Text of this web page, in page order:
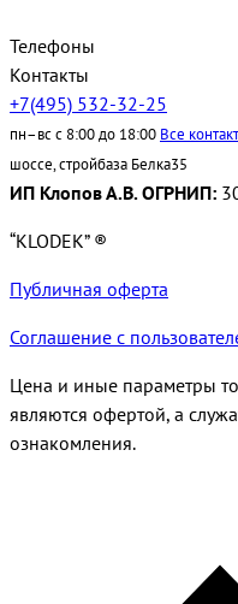
Телефоны
Контакты
+7(495) 532-32-25
пн–вс с 8:00 до 18:00 Все
шоссе, стройбаза Белка35
ИП Клопов А.В. ОГРНИП:
“KLODEK” ®
Публичная оферта
Соглашение с
Цена и иные параметры
являются офертой, а
ознакомления.